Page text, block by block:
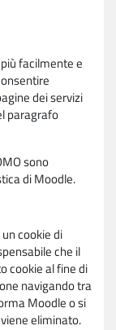
facilmente e
dei servizi
paragrafo
sono
di Moodle.
cookie di
che il
cookie al fine di
navigando tra
Moodle o si
eliminato.